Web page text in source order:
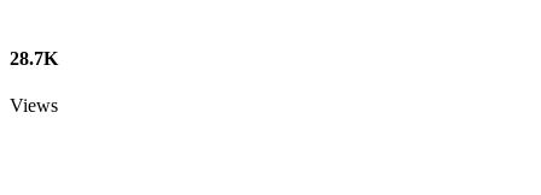
28.7K
Views